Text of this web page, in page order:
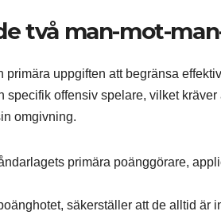
två man-mot-
primära uppgiften att begränsa
specifik offensiv spelare, vilket
omgivning.
primära poänggörare,
säkerställer att de alltid är